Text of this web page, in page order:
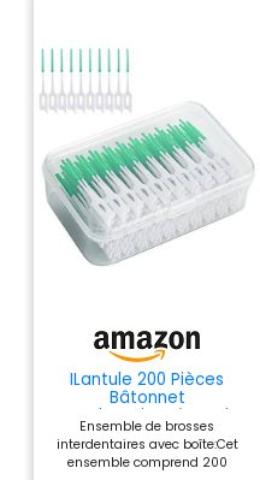
ILantule 200 Pièces
Bâtonnet
Interdentaire,Bâton de
Fil Dentaire,Brossettes
interdentaires Soft
Silicone Brosse à
Ensemble de brosses
interdentaires avec boîte:Cet
ensemble comprend 200